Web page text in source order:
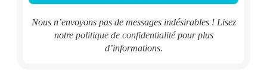
Nous n’envoyons pas de messages indésirables ! Lisez
notre politique de confidentialitépour plus
d’informations.